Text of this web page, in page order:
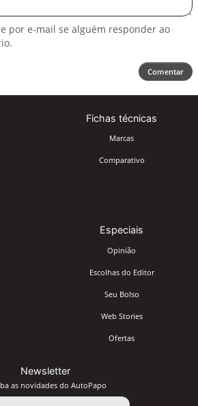
por e-mail se alguém responder ao
Comentar
Fichas técnicas
Marcas
Comparativo
Especiais
Opinião
Escolhas do Editor
Seu Bolso
Web Stories
Ofertas
Newsletter
as novidades do AutoPapo